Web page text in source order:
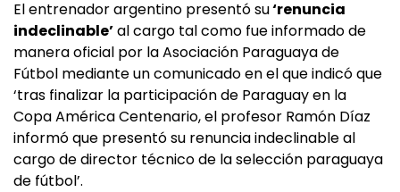
El entrenador argentino presentó su‘renuncia
indeclinable’al cargo tal como fue informado de
manera oficial por la Asociación Paraguaya de
Fútbol mediante un comunicado en el que indicó que
‘tras finalizar la participación de Paraguay en la
Copa América Centenario, el profesor Ramón Díaz
informó que presentó su renuncia indeclinable al
cargo de director técnico de la selección paraguaya
de fútbol’.